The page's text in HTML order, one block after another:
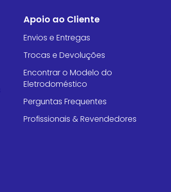
Apoio ao Cliente
Envios e Entregas
Trocas e Devoluções
Encontrar o Modelo do
Eletrodoméstico
Perguntas Frequentes
Profissionais & Revendedores